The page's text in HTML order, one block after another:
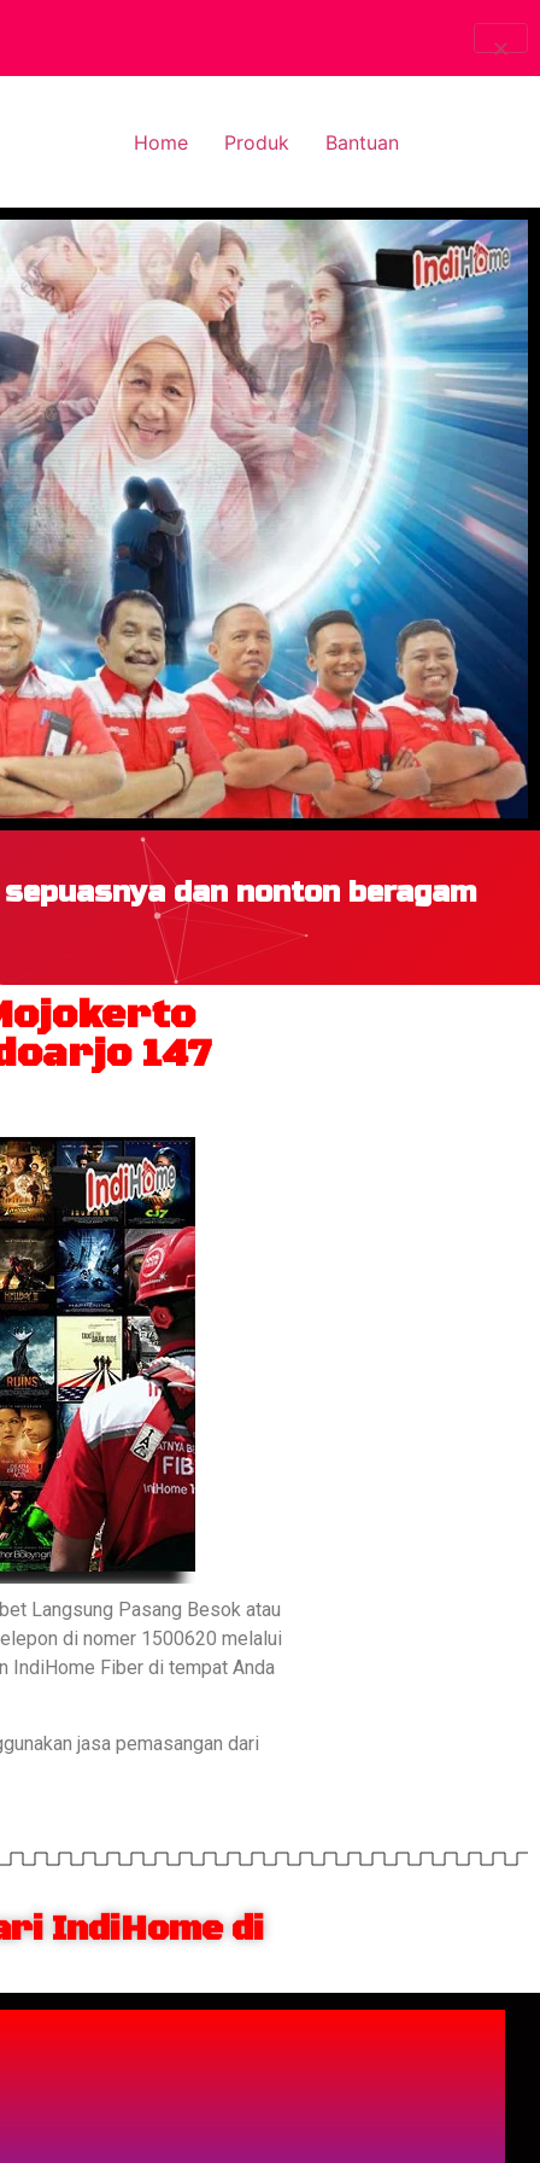
Home Produk Bantuan
dan nonton beragam
147
Langsung Pasang Besok atau
di nomer 1500620 melalui
IndiHome Fiber di tempat Anda
jasa pemasangan dari
IndiHome di